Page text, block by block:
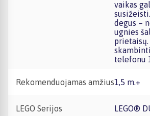
vaikas
degus –
ugnies
telefonu
Rekomenduojamas amžius 1,5 m.+
LEGO Serijos LEGO®